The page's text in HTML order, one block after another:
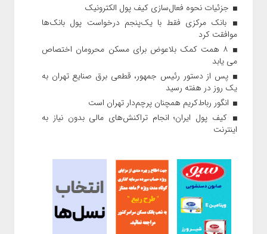
جزئیات نحوه فعال‌سازی کیف پول الکترونیک
بانک مرکزی فقط با یک‌‎پنجم درخواست پول بانک‌ها
موافقت کرد
۸ همت کمک بلاعوض برای مسکن محرومان اختصاص
می یابد
پس از دستور رئیس‌ جمهور، قطعی برق صنایع تهران به
یک روز در هفته رسید
انگور رباط‌کریم همچنان پرچم‌دار تهران است
کیف پول ایران؛ انجام تراکنش‌های مالی بدون نیاز به
اینترنت